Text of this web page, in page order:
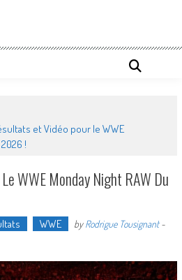
et Vidéo pour le WWE
2026 !
WWE Monday Night RAW Du
WWE byRodrigue Tousignant-